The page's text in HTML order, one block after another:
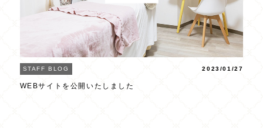
STAFF BLOG 2023/01/27
WEBサイトを公開いたしました